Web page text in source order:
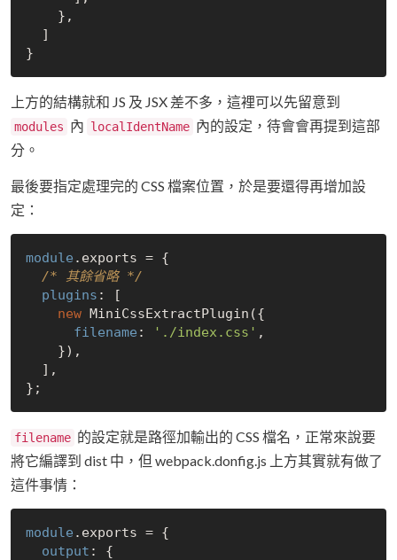
上方的結構就和 JS 及 JSX 差不多，這裡可以先留意到
modules 內 localIdentName 內的設定，待會會再提到這部
分。
最後要指定處理完的 CSS 檔案位置，於是要還得再增加設
定：
module .exports = {
/* 其餘省略 */
plugins : [
new MiniCssExtractPlugin({
filename : './index.css' ,
filename 的設定就是路徑加輸出的 CSS 檔名，正常來說要
將它編譯到 dist 中，但 webpack.donfig.js 上方其實就有做了
這件事情：
module .exports = {
output : {